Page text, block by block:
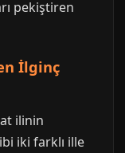
pekiştiren
İlginç
ilinin
iki farklı ille